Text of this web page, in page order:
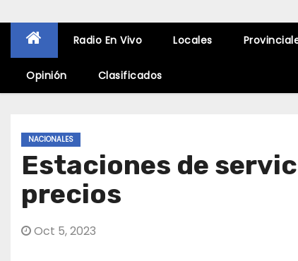
Radio En Vivo Locales
Opinión Clasificados
NACIONALES
Estaciones de
precios
Oct 5, 2023